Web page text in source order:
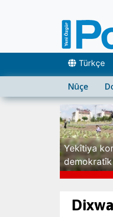
Türkçe
Nûçe
Yekîtiya
demokratîk